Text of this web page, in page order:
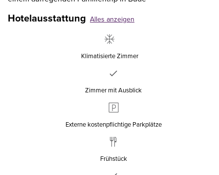
Hotelausstattung Alles anzeigen
Klimatisierte Zimmer
Zimmer mit Ausblick
Externe kostenpflichtige Parkplätze
Frühstück